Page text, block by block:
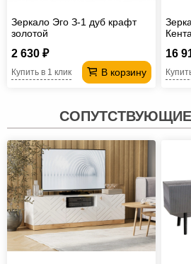
Зеркало Эго З-1 дуб крафт
золотой
2 630 ₽
В корзину
Купить в 1 клик
16